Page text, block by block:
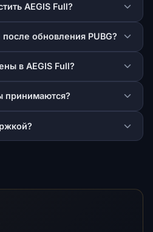
AEGIS Full?
после обновления PUBG?
в AEGIS Full?
принимаются?